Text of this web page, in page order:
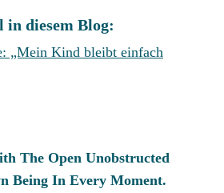
diesem Blog:
„Mein Kind bleibt einfach
The Open Unobstructed
Being In Every Moment.